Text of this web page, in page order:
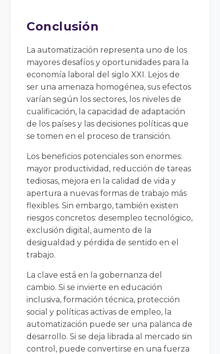
Conclusión
La automatización representa uno de los
mayores desafíos y oportunidades para la
economía laboral del siglo XXI. Lejos de
ser una amenaza homogénea, sus efectos
varían según los sectores, los niveles de
cualificación, la capacidad de adaptación
de los países y las decisiones políticas que
se tomen en el proceso de transición.
Los beneficios potenciales son enormes:
mayor productividad, reducción de tareas
tediosas, mejora en la calidad de vida y
apertura a nuevas formas de trabajo más
flexibles. Sin embargo, también existen
riesgos concretos: desempleo tecnológico,
exclusión digital, aumento de la
desigualdad y pérdida de sentido en el
trabajo.
La clave está en la gobernanza del
cambio. Si se invierte en educación
inclusiva, formación técnica, protección
social y políticas activas de empleo, la
automatización puede ser una palanca de
desarrollo. Si se deja librada al mercado sin
control, puede convertirse en una fuerza